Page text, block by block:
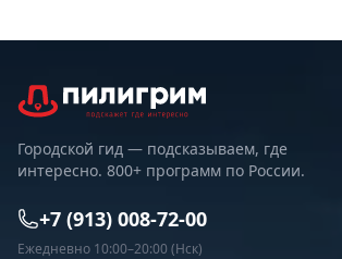
Городской гид — подсказываем, где
интересно. 800+ программ по России.
+7 (913) 008-72-00
Ежедневно 10:00–20:00 (Нск)